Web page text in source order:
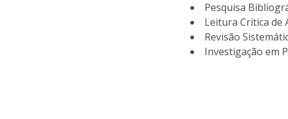
Pesquisa
Leitura Crítica de
Revisão
Investigação em